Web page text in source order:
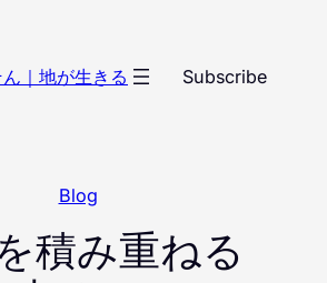
｜地が生きる Subscribe
Blog
積み重ねる